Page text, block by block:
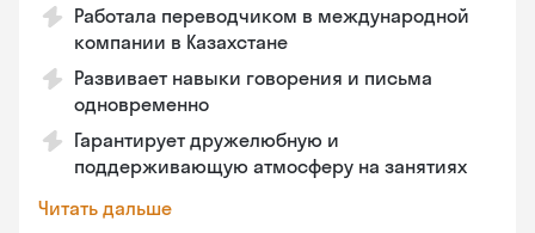
Работала переводчиком в международной
компании в Казахстане
Развивает навыки говорения и письма
одновременно
Гарантирует дружелюбную и
поддерживающую атмосферу на занятиях
Читать дальше